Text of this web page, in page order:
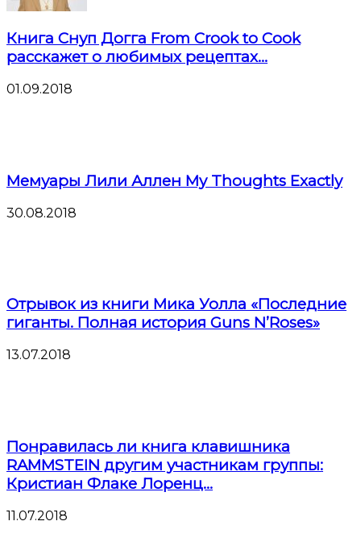
Книга Снуп Догга From Crook to Cook
расскажет о любимых рецептах...
01.09.2018
Мемуары Лили Аллен My Thoughts Exactly
30.08.2018
Отрывок из книги Мика Уолла «Последние
гиганты. Полная история Guns N’Roses»
13.07.2018
Понравилась ли книга клавишника
RAMMSTEIN другим участникам группы:
Кристиан Флаке Лоренц...
11.07.2018